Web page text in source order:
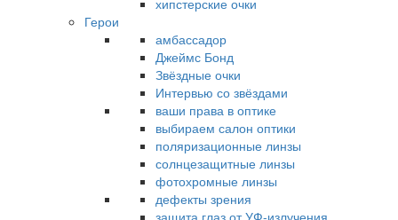
хипстерские очки
Герои
амбассадор
Джеймс Бонд
Звёздные очки
Интервью со звёздами
ваши права в оптике
выбираем салон оптики
поляризационные линзы
солнцезащитные линзы
фотохромные линзы
дефекты зрения